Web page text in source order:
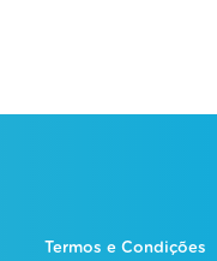
Termos e Condições